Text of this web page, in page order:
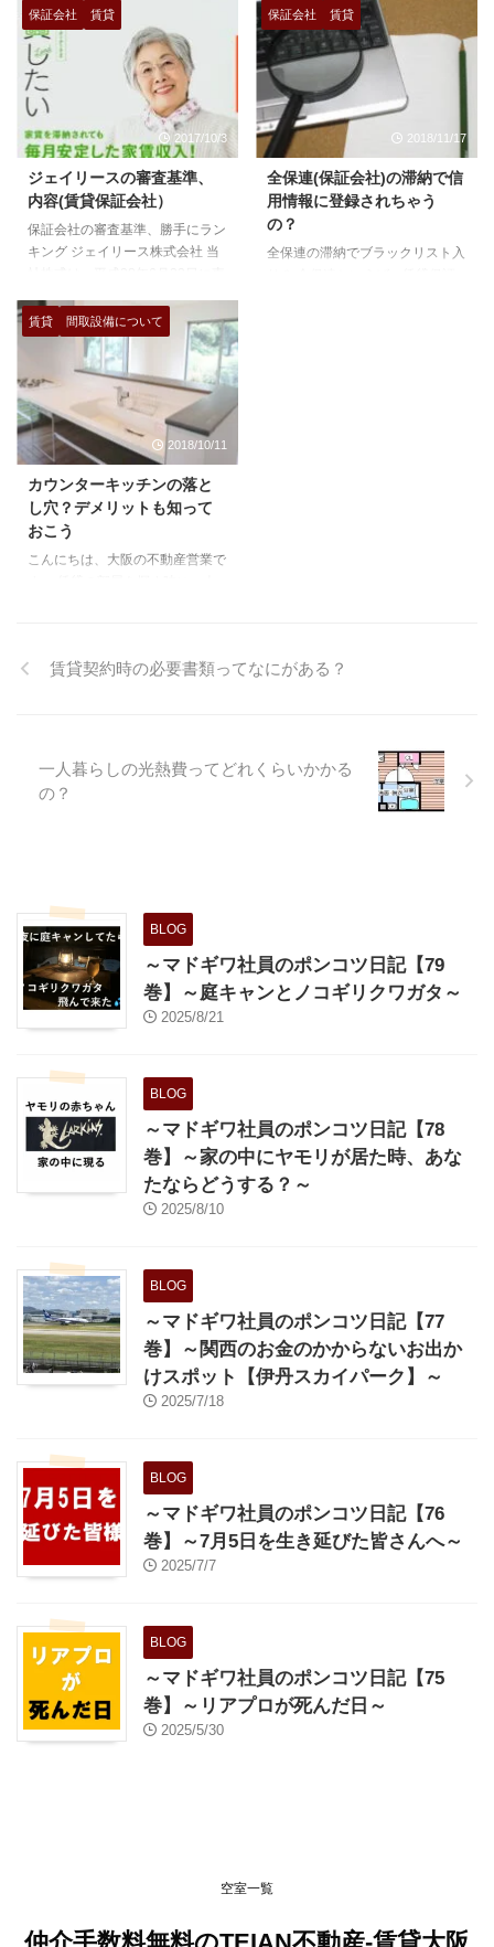
保証会社の審査の形態は３種類
信販系保証会社 [insert
page='%e4%bf%a1%e8%b2%a
9%e7%b3%bb%e4%bf%9d%e8
%a8%bc%e4%bc%9a%e7%a4
%be%e3%81%a8%e3%81%af
%ef%bc%9f%e8%b3%83%e8%
b2%b8' display='content'] LICC系
保証会社 [insert
page='licc%e7%b3%bb%e4%bf
...
屋は借主に対する情報というのは
たくさん発信してますが、貸主に
対する情報というのはほとんどあ
りません。 基本的に貸主は高齢
者の方が多くネットというものを
見ない傾向にありますし、借主よ
り、貸主への営業の方が難しい部
分があり、表立って文章にしたく
ないというところもあると思いま
す。客付けに強い！としてホーム
ページに記載がある不動産屋もあ
りますが、どれも当たり障りのな
保証会社 賃貸
2017/10/3
ジェイリースの審査基準、
内容(賃貸保証会社）
保証会社の審査基準、勝手にラン
キング ジェイリース株式会社 当
いたしました。謹んでご報告申し
上げるとともに、これまでの皆さ
まのご支援、ご高配に感謝申し上
げます。 昨今の賃貸不動産市場
としては、日本の総人口は減少に
転じたものの、少子高齢化等を背
景に賃貸住宅ニーズの高い単身世
帯を中心とした世帯数の増加が継
続しており、加えて様々な住居ニ
ーズ、個人志向の高まり、不動産
のオンライン取引等の様々な課題
に対して、一層高度な対応が必要
保証会社 賃貸
2018/11/17
全保連(保証会社)の滞納で信
用情報に登録されちゃう
の？
全保連の滞納でブラックリスト入
賃貸 間取設備について
2018/10/11
カウンターキッチンの落と
し穴？デメリットも知って
おこう
こんにちは、大阪の不動産営業で
い。。。という人もおおいはずで
ても過言ではありません。 そん
なカウンターキッチンは実際の使
用感としてはどうなのでしょう
ノベーション系の古い間取りでも
多く採用 ...
賃貸契約時の必要書類ってなにがある？
一人暮らしの光熱費ってどれくらいかかる
の？
BLOG
～マドギワ社員のポンコツ日記【79
巻】～庭キャンとノコギリクワガタ～
2025/8/21
BLOG
～マドギワ社員のポンコツ日記【78
巻】～家の中にヤモリが居た時、あな
たならどうする？～
2025/8/10
BLOG
～マドギワ社員のポンコツ日記【77
巻】～関西のお金のかからないお出か
けスポット【伊丹スカイパーク】～
2025/7/18
BLOG
～マドギワ社員のポンコツ日記【76
巻】～7月5日を生き延びた皆さんへ～
2025/7/7
BLOG
～マドギワ社員のポンコツ日記【75
巻】～リアプロが死んだ日～
2025/5/30
空室一覧